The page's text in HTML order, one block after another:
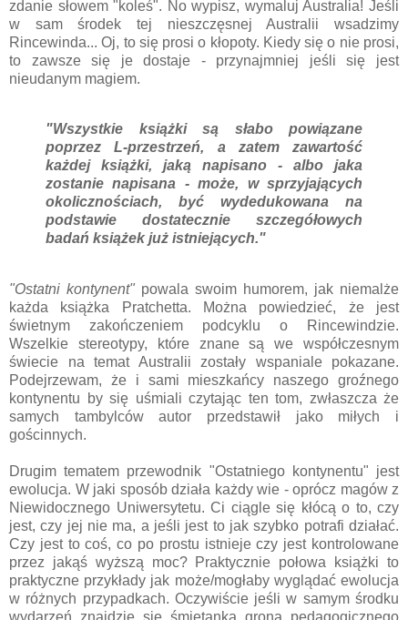
zdanie słowem "koleś". No wypisz, wymaluj Australia! Jeśli
w sam środek tej nieszczęsnej Australii wsadzimy
Rincewinda... Oj, to się prosi o kłopoty. Kiedy się o nie prosi,
to zawsze się je dostaje - przynajmniej jeśli się jest
nieudanym magiem.
"Wszystkie książki są słabo powiązane
poprzez L-przestrzeń, a zatem zawartość
każdej książki, jaką napisano - albo jaka
zostanie napisana - może, w sprzyjających
okolicznościach, być wydedukowana na
podstawie dostatecznie szczegółowych
badań książek już istniejących."
"Ostatni kontynent" powala swoim humorem, jak niemalże
każda książka Pratchetta. Można powiedzieć, że jest
świetnym zakończeniem podcyklu o Rincewindzie.
Wszelkie stereotypy, które znane są we współczesnym
świecie na temat Australii zostały wspaniale pokazane.
Podejrzewam, że i sami mieszkańcy naszego groźnego
kontynentu by się uśmiali czytając ten tom, zwłaszcza że
samych tambylców autor przedstawił jako miłych i
gościnnych.
Drugim tematem przewodnik "Ostatniego kontynentu" jest
ewolucja. W jaki sposób działa każdy wie - oprócz magów z
Niewidocznego Uniwersytetu. Ci ciągle się kłócą o to, czy
jest, czy jej nie ma, a jeśli jest to jak szybko potrafi działać.
Czy jest to coś, co po prostu istnieje czy jest kontrolowane
przez jakąś wyższą moc? Praktycznie połowa książki to
praktyczne przykłady jak może/mogłaby wyglądać ewolucja
w różnych przypadkach. Oczywiście jeśli w samym środku